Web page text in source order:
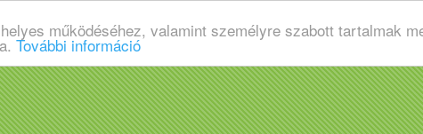
működéséhez, valamint személyre szabott tartalmak
További információ